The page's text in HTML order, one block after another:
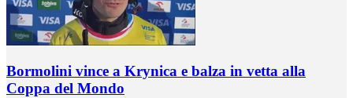
Bormolini vince a Krynica e balza in vetta alla
Coppa del Mondo